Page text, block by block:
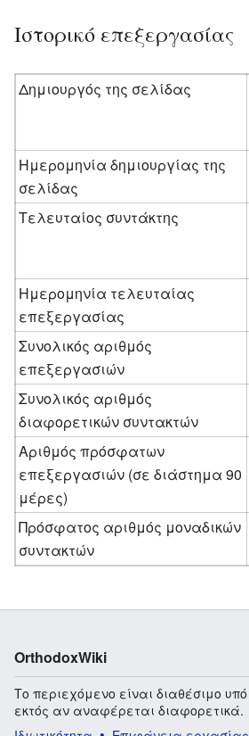
Ιστορικό επεξεργασίας
Δημιουργός της σελίδας
Ημερομηνία δημιουργίας της
σελίδας
Τελευταίος συντάκτης
Ημερομηνία τελευταίας
επεξεργασίας
Συνολικός αριθμός
επεξεργασιών
Συνολικός αριθμός
διαφορετικών συντακτών
Αριθμός πρόσφατων
επεξεργασιών (σε διάστημα 90
μέρες)
Πρόσφατος αριθμός μοναδικών
συντακτών
OrthodoxWiki
Το περιεχόμενο είναι διαθέσιμο υπό
εκτός αν αναφέρεται διαφορετικά.